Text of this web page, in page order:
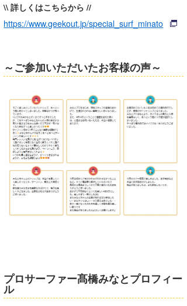
\\ 詳しくはこちらから //
https://www.geekout.jp/special_surf_minato
～ご参加いただいたお客様の声～
プロサーファー髙橋みなとプロフィー
ル